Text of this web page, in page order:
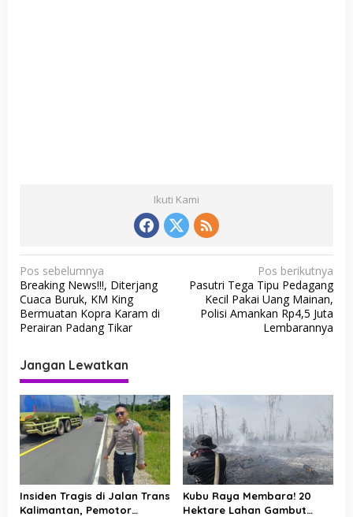
Ikuti Kami
N
a
v
i
g
a
s
i
p
s
Pos sebelumnya
Breaking News!!!, Diterjang
Cuaca Buruk, KM King
Bermuatan Kopra Karam di
Perairan Padang Tikar
Pos berikutnya
Pasutri Tega Tipu Pedagang
Kecil Pakai Uang Mainan,
Polisi Amankan Rp4,5 Juta
Lembarannya
Jangan Lewatkan
Insiden Tragis di Jalan Trans
Kalimantan, Pemotor
Kubu Raya Membara! 20
Hektare Lahan Gambut